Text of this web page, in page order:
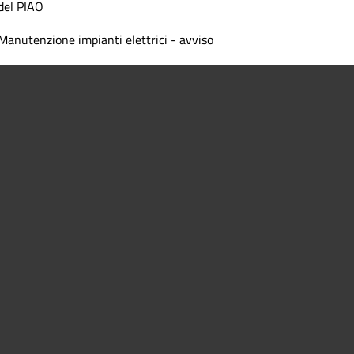
PIAO
impianti elettrici - avviso